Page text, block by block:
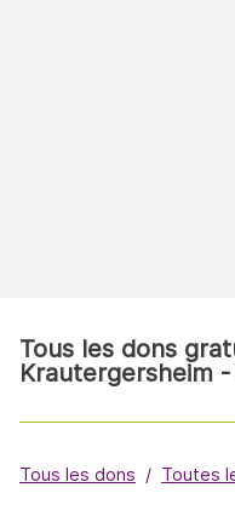
Tous les dons
Krautergersheim
Tous les dons Toutes